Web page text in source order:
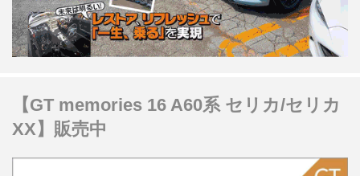
【GT memories 16 A60系 セリカ/セリカ
XX】販売中